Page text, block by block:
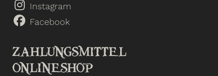
Instagram
Facebook
ZAHLUNGSMITTEL
ONLINESHOP